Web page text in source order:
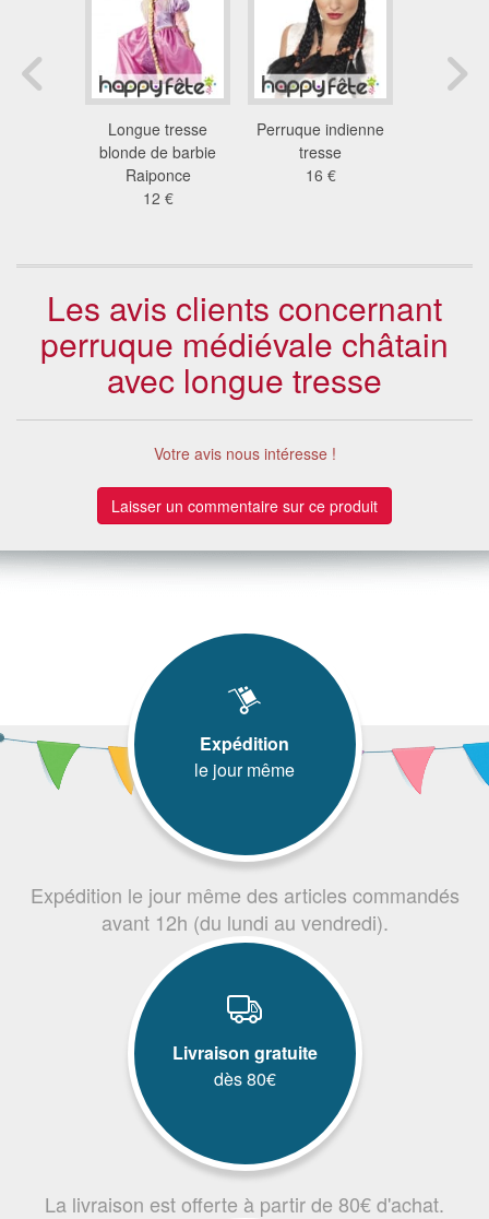
Longue tresse
blonde de barbie
Raiponce
12 €
Perruque indienne
tresse
16 €
Les avis clients concernant
perruque médiévale châtain
avec longue tresse
Votre avis nous intéresse !
Laisser un commentaire sur ce produit
Expédition
le jour même
Expédition le jour même des articles commandés
avant 12h (du lundi au vendredi).
Livraison gratuite
dès 80€
La livraison est offerte à partir de 80€ d'achat.